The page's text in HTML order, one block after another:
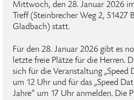
Mittwoch, den 28. Januar 2026
Treff (Steinbrecher Weg 2, 51427
Gladbach) statt.
Für den 28. Januar 2026 gibt es
letzte freie Plätze für die Herren.
sich für die Veranstaltung „Speed
um 12 Uhr und für das „Speed
Jahre“ um 17 Uhr anmelden. Die